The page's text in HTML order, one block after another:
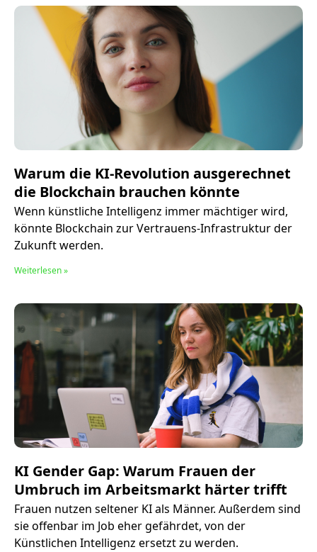
Warum die KI-Revolution ausgerechnet
die Blockchain brauchen könnte
Wenn künstliche Intelligenz immer mächtiger wird,
könnte Blockchain zur Vertrauens-Infrastruktur der
Zukunft werden.
Weiterlesen »
KI Gender Gap: Warum Frauen der
Umbruch im Arbeitsmarkt härter trifft
Frauen nutzen seltener KI als Männer. Außerdem sind
sie offenbar im Job eher gefährdet, von der
Künstlichen Intelligenz ersetzt zu werden.